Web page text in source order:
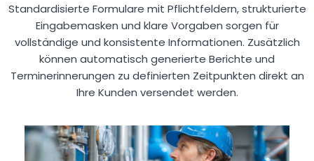
Standardisierte Formulare mit Pflichtfeldern, strukturierte
Eingabemasken und klare Vorgaben sorgen für
vollständige und konsistente Informationen. Zusätzlich
können automatisch generierte Berichte und
Terminerinnerungen zu definierten Zeitpunkten direkt an
Ihre Kunden versendet werden.